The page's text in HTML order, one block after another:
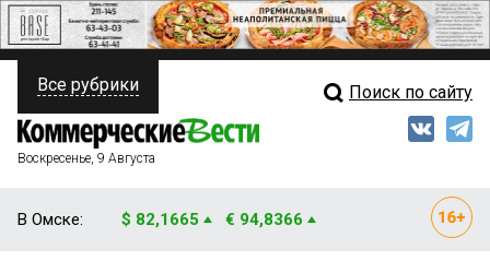
ПОЛИТИКА
ФИНАНСЫ
Свежий выпуск
Все рубрики Поиск по сайту
Воскресенье, 9 Августа
В Омске: $ 82,1665 € 94,8366